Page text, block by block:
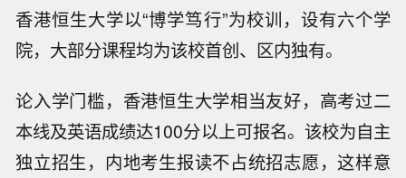
香港恒生大学以“博学笃行”为校训，设有六个学
院，大部分课程均为该校首创、区内独有。
论入学门槛，香港恒生大学相当友好，高考过二
本线及英语成绩达100分以上可报名。该校为自主
独立招生，内地考生报读不占统招志愿，这样意